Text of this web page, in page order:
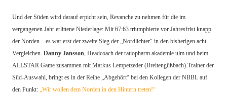
Und der Süden wird darauf erpicht sein, Revanche zu nehmen für die im
vergangenen Jahr erlittene Niederlage: Mit 67:63 triumphierte vor Jahresfrist knapp
der Norden – es war erst der zweite Sieg der „Nordlichter“ in den bisherigen acht
Vergleichen. Danny Jansson, Headcoach der ratiopharm akademie ulm und beim
ALLSTAR Game zusammen mit Markus Lempetzeder (Breitengüßbach) Trainer der
Süd-Auswahl, bringt es in der Reihe „Abgehört“ bei den Kollegen der NBBL auf
den Punkt: „Wir wollen dem Norden in den Hintern treten!“